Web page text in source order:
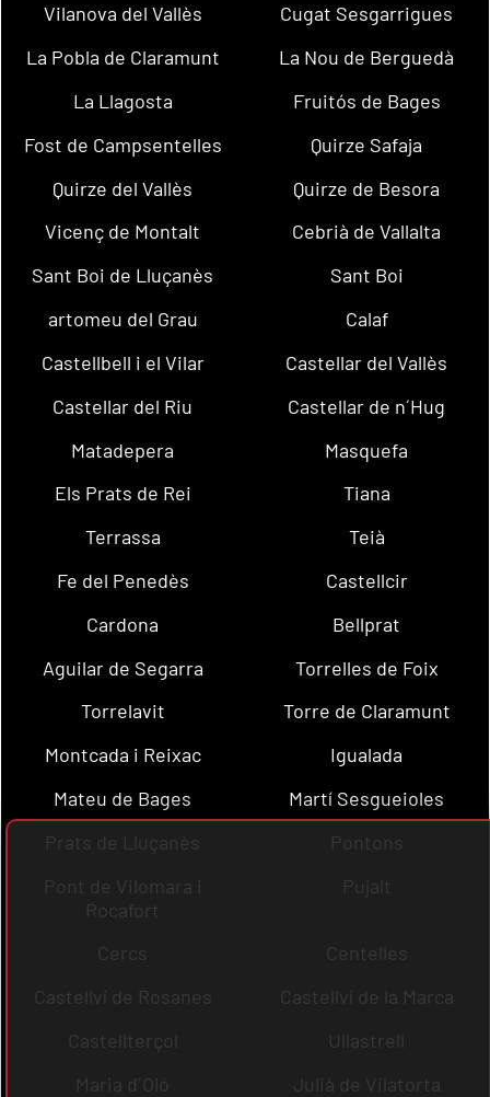
Vilanova del Vallès
Cugat Sesgarrigues
La Pobla de Claramunt
La Nou de Berguedà
La Llagosta
Fruitós de Bages
Fost de Campsentelles
Quirze Safaja
Quirze del Vallès
Quirze de Besora
Vicenç de Montalt
Cebrià de Vallalta
Sant Boi de Lluçanès
Sant Boi
artomeu del Grau
Calaf
Castellbell i el Vilar
Castellar del Vallès
Castellar del Riu
Castellar de n´Hug
Matadepera
Masquefa
Els Prats de Rei
Tiana
Terrassa
Teià
Fe del Penedès
Castellcir
Cardona
Bellprat
Aguilar de Segarra
Torrelles de Foix
Torrelavit
Torre de Claramunt
Montcada i Reixac
Igualada
Mateu de Bages
Martí Sesgueioles
Prats de Lluçanès
Pontons
Pont de Vilomara i
Rocafort
Pujalt
Cercs
Centelles
Castellví de Rosanes
Castellví de la Marca
Castellterçol
Ullastrell
Maria d´Oló
Julià de Vilatorta